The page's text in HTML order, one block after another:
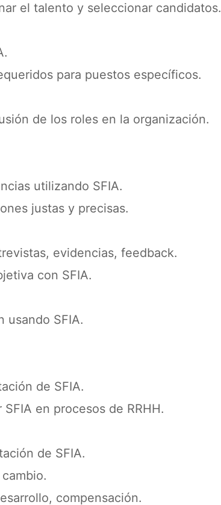
el talento y seleccionar candidatos.
para puestos específicos.
de los roles en la organización.
utilizando SFIA.
justas y precisas.
evidencias, feedback.
con SFIA.
usando SFIA.
de SFIA.
en procesos de RRHH.
de SFIA.
compensación.